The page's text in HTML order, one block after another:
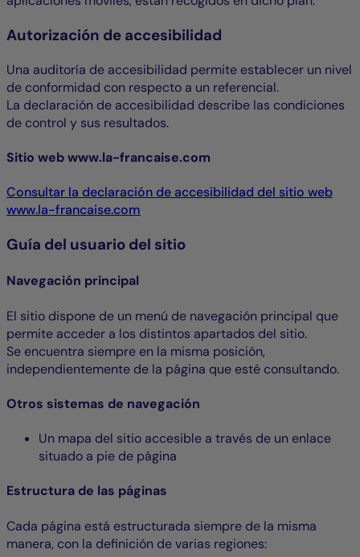
Autorización de accesibilidad
Una auditoría de accesibilidad permite establecer un nivel
de conformidad con respecto a un referencial.
La declaración de accesibilidad describe las condiciones
de control y sus resultados.
Sitio web www.la-francaise.com
Consultar la declaración de accesibilidad del sitio web
www.la-francaise.com
Guía del usuario del sitio
Navegación principal
El sitio dispone de un menú de navegación principal que
permite acceder a los distintos apartados del sitio.
Se encuentra siempre en la misma posición,
independientemente de la página que esté consultando.
Otros sistemas de navegación
Un mapa del sitio accesible a través de un enlace
situado a pie de página
Estructura de las páginas
Cada página está estructurada siempre de la misma
manera, con la definición de varias regiones: